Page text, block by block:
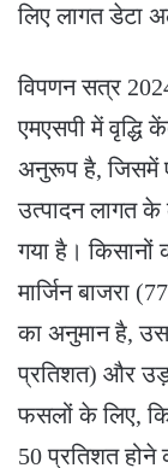
लिए लागत डेटा
विपणन सत्र
एमएसपी में वृद्धि
अनुरूप है, जिसमें
उत्पादन लागत
गया है। किसानों
मार्जिन बाजरा
का अनुमान है,
प्रतिशत) और
फसलों के लिए,
50 प्रतिशत होने